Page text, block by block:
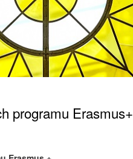
programu Erasmus+